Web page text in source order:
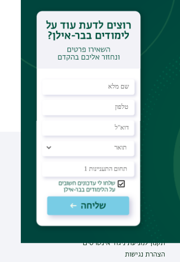
תקנות וביקורת
מבקר האוניברסיטה
חוק חופש המידע
החוק למניעת הטרדה מינית
תקנון האוניברסיטה
תקנון למניעת ניגוד אינטרסים
הצהרת נגישות